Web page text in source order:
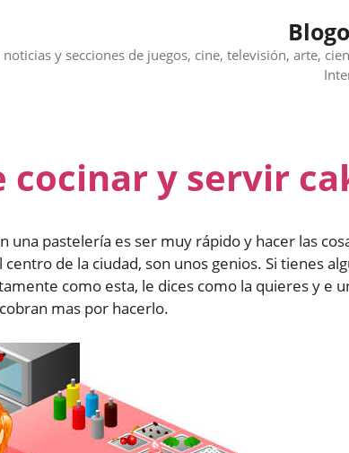
y secciones de juegos, cine, televisión, arte,
cocinar y servir
una pastelería es ser muy rápido y hacer las
de la ciudad, son unos genios. Si tienes
como esta, le dices como la quieres y e
mas por hacerlo.